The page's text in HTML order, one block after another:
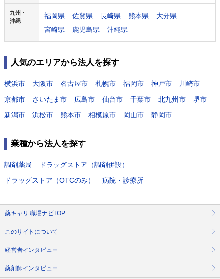
九州・
沖縄
福岡県 佐賀県 長崎県 熊本県
大分県
宮崎県
鹿児島県 沖縄県
人気のエリアから法人を探す
横浜市 大阪市 名古屋市 札幌市 福岡市 神戸市
川崎市
京都市
さいたま市 広島市 仙台市 千葉市 北九州市
堺市
新潟市
浜松市 熊本市 相模原市 岡山市 静岡市
業種から法人を探す
調剤薬局
ドラッグストア（調剤併設）
ドラッグストア（OTCのみ）
病院・診療所
薬キャリ 職場ナビTOP
このサイトについて
経営者インタビュー
薬剤師インタビュー